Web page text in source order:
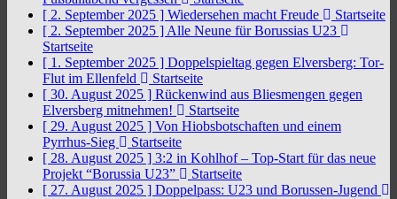
[ 2. September 2025 ] Wiedersehen macht Freude
Startseite
[ 2. September 2025 ] Alle Neune für Borussias U23
Startseite
[ 1. September 2025 ] Doppelspieltag gegen Elversberg: Tor-
Flut im Ellenfeld
Startseite
[ 30. August 2025 ] Rückenwind aus Bliesmengen gegen
Elversberg mitnehmen!
Startseite
[ 29. August 2025 ] Von Hiobsbotschaften und einem
Pyrrhus-Sieg
Startseite
[ 28. August 2025 ] 3:2 in Kohlhof – Top-Start für das neue
Projekt “Borussia U23”
Startseite
[ 27. August 2025 ] Doppelpass: U23 und Borussen-Jugend